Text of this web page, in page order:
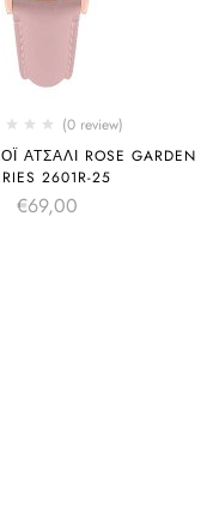
(0 review)
ΑΤΣΆΛΙ ROSE GARDEN
2601R-25
€69,00